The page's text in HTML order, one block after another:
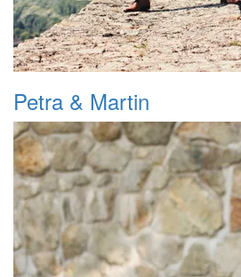
Petra & Martin